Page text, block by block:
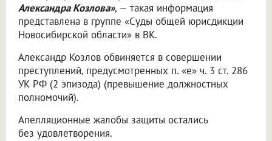
Александра Козлова», — такая информация
представлена в группе «Суды общей юрисдикции
Новосибирской области» в ВК.
Александр Козлов обвиняется в совершении
преступлений, предусмотренных п. «е» ч. 3 ст. 286
УК РФ (2 эпизода) (превышение должностных
полномочий).
Апелляционные жалобы защиты остались
без удовлетворения.